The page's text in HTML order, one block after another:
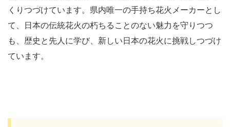
くりつづけています。県内唯一の手持ち花火メーカーとし
て、日本の伝統花火の朽ちることのない魅力を守りつつ
も、歴史と先人に学び、新しい日本の花火に挑戦しつづけ
ています。